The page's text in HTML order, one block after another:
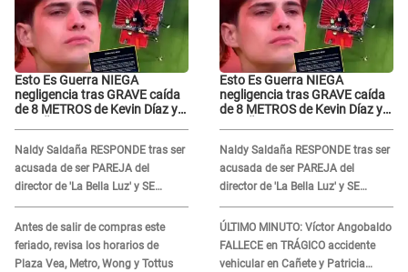
Esto Es Guerra NIEGA
negligencia tras GRAVE caída
de 8 METROS de Kevin Díaz y
Naldy Saldaña RESPONDE tras ser
acusada de ser PAREJA del
director de 'La Bella Luz' y SE
QUIEBRA: "Quieren tapar lo
evidente..."
Antes de salir de compras este
feriado, revisa los horarios de
Plaza Vea, Metro, Wong y Tottus
Esto Es Guerra NIEGA
negligencia tras GRAVE caída
de 8 METROS de Kevin Díaz y
Naldy Saldaña RESPONDE tras ser
acusada de ser PAREJA del
director de 'La Bella Luz' y SE
QUIEBRA: "Quieren tapar lo
evidente..."
ÚLTIMO MINUTO: Víctor Angobaldo
FALLECE en TRÁGICO accidente
vehicular en Cañete y Patricia